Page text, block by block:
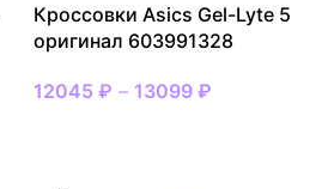
Кроссовки Asics Gel-Lyte 5
оригинал 603991328
12045 ₽ – 13099 ₽